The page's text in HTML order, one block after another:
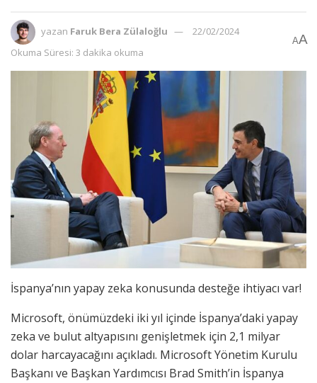
yazan Faruk Bera Zülaloğlu
22/02/2024
Okuma Süresi: 3 dakika okuma
AA
İspanya’nın yapay zeka konusunda desteğe ihtiyacı var!
Microsoft, önümüzdeki iki yıl içinde İspanya’daki yapay
zeka ve bulut altyapısını genişletmek için 2,1 milyar
dolar harcayacağını açıkladı. Microsoft Yönetim Kurulu
Başkanı ve Başkan Yardımcısı Brad Smith’in İspanya